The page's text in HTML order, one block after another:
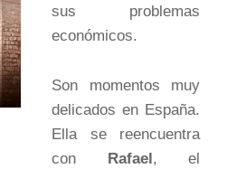
sus problemas
económicos.
Son momentos muy
delicados en España.
Ella se reencuentra
con
Rafael , el